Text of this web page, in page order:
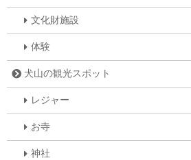
文化財施設
体験
犬山の観光スポット
レジャー
お寺
神社